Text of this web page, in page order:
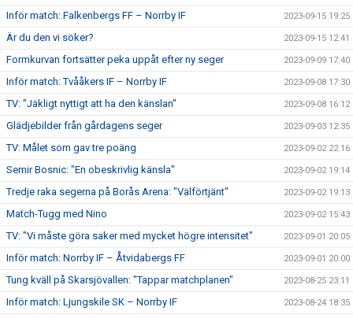
Inför match: Falkenbergs FF – Norrby IF 2023-09-15 19:25
Är du den vi söker? 2023-09-15 12:41
Formkurvan fortsätter peka uppåt efter ny seger 2023-09-09 17:40
Inför match: Tvååkers IF – Norrby IF 2023-09-08 17:30
TV: "Jäkligt nyttigt att ha den känslan" 2023-09-08 16:12
Glädjebilder från gårdagens seger 2023-09-03 12:35
TV: Målet som gav tre poäng 2023-09-02 22:16
Semir Bosnic: "En obeskrivlig känsla" 2023-09-02 19:14
Tredje raka segerna på Borås Arena: "Välförtjänt" 2023-09-02 19:13
Match-Tugg med Nino 2023-09-02 15:43
TV: "Vi måste göra saker med mycket högre intensitet" 2023-09-01 20:05
Inför match: Norrby IF – Åtvidabergs FF 2023-09-01 20:00
Tung kväll på Skarsjövallen: "Tappar matchplanen" 2023-08-25 23:11
Inför match: Ljungskile SK – Norrby IF 2023-08-24 18:35